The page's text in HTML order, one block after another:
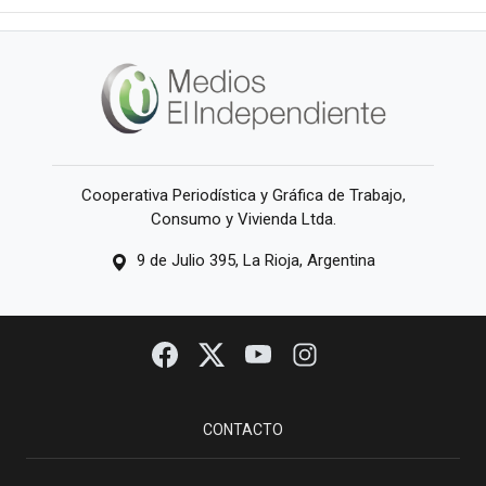
Cooperativa Periodística y Gráfica de Trabajo,
Consumo y Vivienda Ltda.
9 de Julio 395, La Rioja, Argentina
CONTACTO